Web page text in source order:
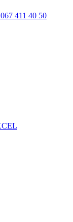
411 40 50